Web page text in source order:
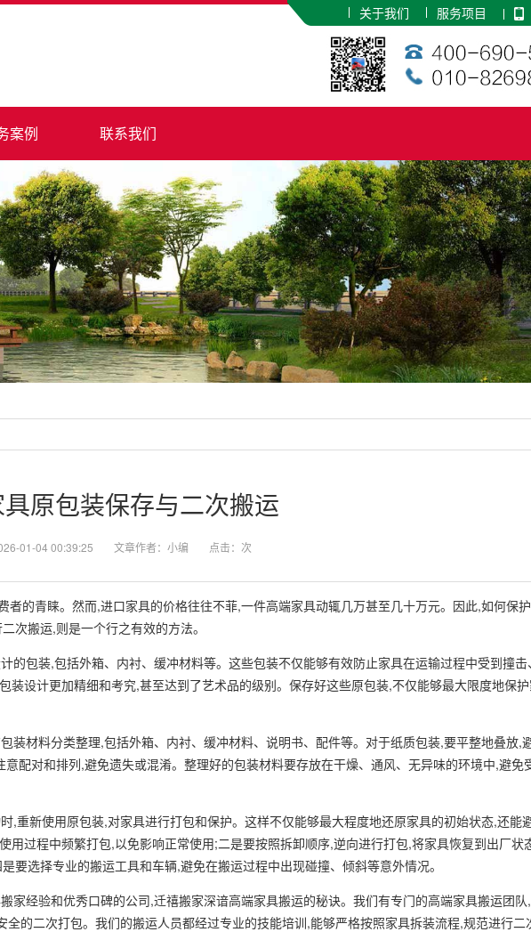
关于我们 服务项目
案例 联系我们
原包装保存与二次搬运
01-04 00:39:25 文章作者：小编 点击： 次
的青睐。然而,进口家具的价格往往不菲,一件高端家具动辄几万甚至几十万元。因此,如何保
次搬运,则是一个行之有效的方法。
包装,包括外箱、内衬、缓冲材料等。这些包装不仅能够有效防止家具在运输过程中受到撞
设计更加精细和考究,甚至达到了艺术品的级别。保存好这些原包装,不仅能够最大限度地保
材料分类整理,包括外箱、内衬、缓冲材料、说明书、配件等。对于纸质包装,要平整地叠放,
配对和排列,避免遗失或混淆。整理好的包装材料要存放在干燥、通风、无异味的环境中,避免
重新使用原包装,对家具进行打包和保护。这样不仅能够最大程度地还原家具的初始状态,还能
过程中频繁打包,以免影响正常使用;二是要按照拆卸顺序,逆向进行打包,将家具恢复到出厂状
选择专业的搬运工具和车辆,避免在搬运过程中出现碰撞、倾斜等意外情况。
经验和优秀口碑的公司,迁禧搬家深谙高端家具搬运的秘诀。我们有专门的高端家具搬运团
的二次打包。我们的搬运人员都经过专业的技能培训,能够严格按照家具拆装流程,规范进行二